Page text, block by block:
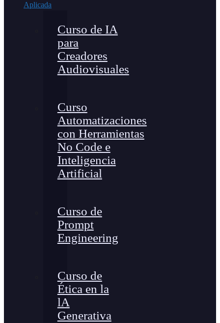
Aplicada
Curso de IA
para
Creadores
Audiovisuales
Curso
Automatizaciones
con Herramientas
No Code e
Inteligencia
Artificial
Curso de
Prompt
Engineering
Curso de
Ética en la
lA
Generativa